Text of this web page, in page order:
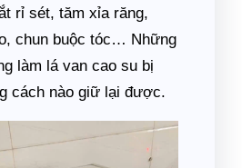
rỉ sét, tăm xỉa răng,
chun buộc tóc… Những
làm lá van cao su bị
cách nào giữ lại được.